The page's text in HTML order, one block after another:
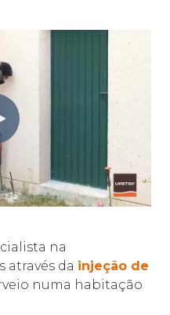
na
através da injeção de
numa habitação